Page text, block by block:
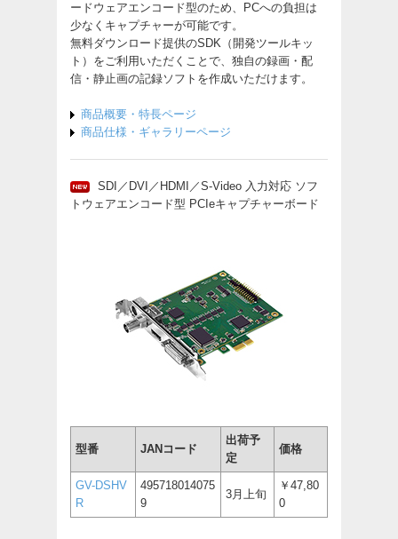
ードウェアエンコード型のため、PCへの負担は
少なくキャプチャーが可能です。
無料ダウンロード提供のSDK（開発ツールキッ
ト）をご利用いただくことで、独自の録画・配
信・静止画の記録ソフトを作成いただけます。
商品概要・特長ページ
商品仕様・ギャラリーページ
SDI／DVI／HDMI／S-Video 入力対応 ソフ
トウェアエンコード型 PCIeキャプチャーボード
型番 JANコード
出荷予
定
価格
GV-DSHV
R
495718014075
9
3月上旬
￥47,80
0